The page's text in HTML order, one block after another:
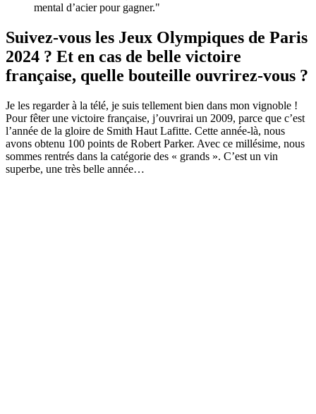
mental d’acier pour gagner."
Suivez-vous les Jeux Olympiques de Paris
2024 ? Et en cas de belle victoire
française, quelle bouteille ouvrirez-vous ?
Je les regarder à la télé, je suis tellement bien dans mon vignoble !
Pour fêter une victoire française, j’ouvrirai un 2009, parce que c’est
l’année de la gloire de Smith Haut Lafitte. Cette année-là, nous
avons obtenu 100 points de Robert Parker. Avec ce millésime, nous
sommes rentrés dans la catégorie des « grands ». C’est un vin
superbe, une très belle année…